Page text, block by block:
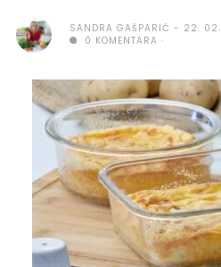
SANDRA GAŠPARIĆ
22.
0 KOMENTARA